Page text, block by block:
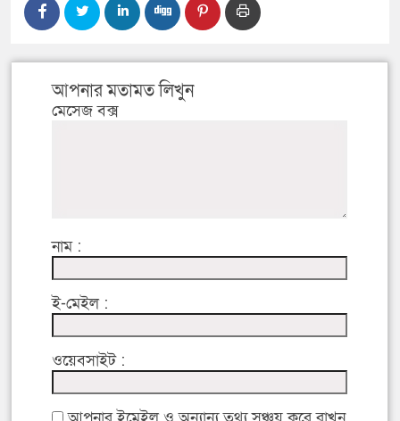
আপনার মতামত লিখুন
মেসেজ বক্স
নাম :
ই-মেইল :
ওয়েবসাইট :